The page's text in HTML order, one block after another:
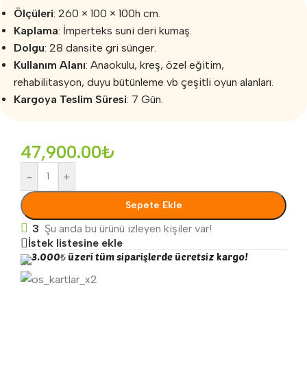
Ölçüleri: 260 × 100 × 100h cm.
Kaplama: İmperteks suni deri kumaş.
Dolgu: 28 dansite gri sünger.
Kullanım Alanı: Anaokulu, kreş, özel eğitim,
rehabilitasyon, duyu bütünleme vb çeşitli oyun alanları.
Kargoya Teslim Süresi: 7 Gün.
47,900.00₺
- +
Sepete Ekle
3 Şu anda bu ürünü izleyen kişiler var!
İstek listesine ekle
3.000₺ üzeri tüm siparişlerde ücretsiz kargo!